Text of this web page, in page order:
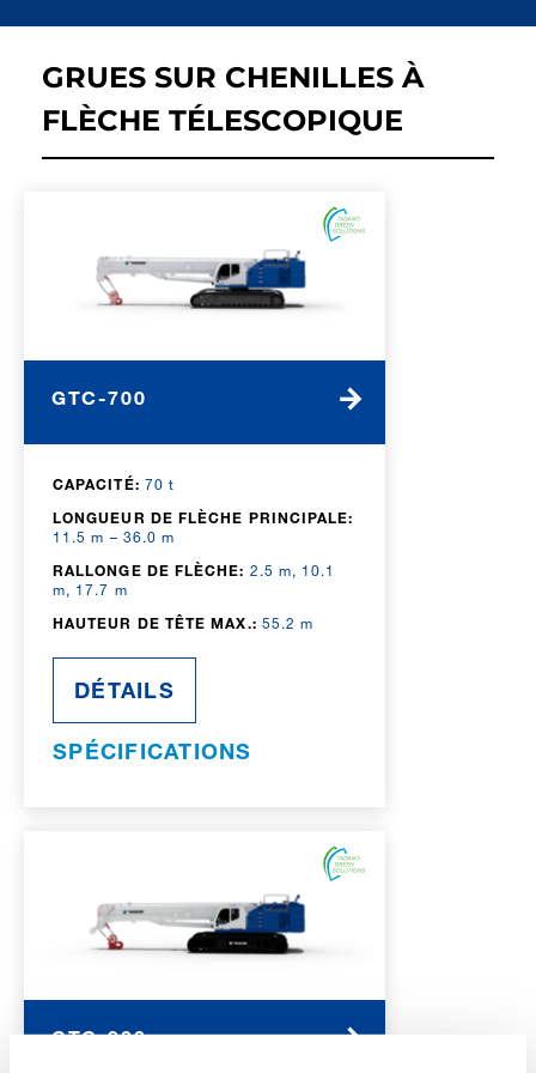
GRUES SUR CHENILLES À
FLÈCHE TÉLESCOPIQUE
GTC-700
CAPACITÉ: 70 t
LONGUEUR DE FLÈCHE PRINCIPALE:
11.5 m – 36.0 m
RALLONGE DE FLÈCHE: 2.5 m, 10.1
m, 17.7 m
HAUTEUR DE TÊTE MAX.: 55.2 m
DÉTAILS
SPÉCIFICATIONS
GTC-900